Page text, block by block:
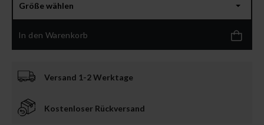
Größe wählen
In den Warenkorb
Versand 1-2 Werktage
Kostenloser Rückversand